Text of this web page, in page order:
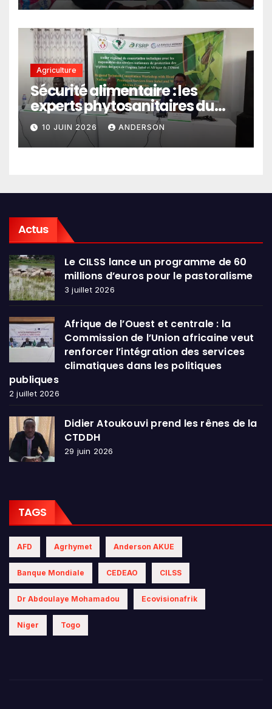
Agriculture
Sécurité alimentaire : les
experts phytosanitaires du
Sahel et d’Afrique de l’Ouest
en conclave à Lomé
10 JUIN 2026 ANDERSON
Actus
Le CILSS lance un programme de 60
millions d’euros pour le pastoralisme
3 juillet 2026
Afrique de l’Ouest et centrale : la
Commission de l’Union africaine veut
renforcer l’intégration des services
climatiques dans les politiques
publiques
2 juillet 2026
Didier Atoukouvi prend les rênes de la
CTDDH
29 juin 2026
TAGS
AFD Agrhymet Anderson AKUE
Banque Mondiale CEDEAO CILSS
Dr Abdoulaye Mohamadou Ecovisionafrik
Niger Togo